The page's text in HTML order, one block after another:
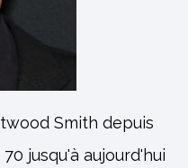
Smith depuis
jusqu'à aujourd'hui